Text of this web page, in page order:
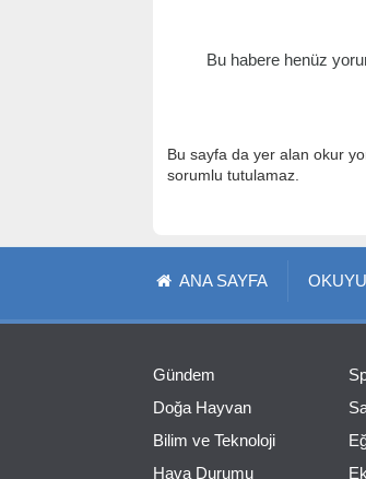
Bu habere henüz
Bu sayfa da yer alan okur
sorumlu tutulamaz.
ANA SAYFA
Gündem
Doğa Hayvan
Bilim ve Teknoloji
Hava Durumu